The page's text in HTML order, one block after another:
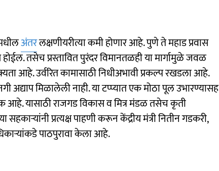
अंतरलक्षणीयरीत्या कमी होणार आहे. पुणे ते महाड प्रवास
तसेच प्रस्तावित पुरंदर विमानतळही या मार्गामुळे जवळ
आहे. उर्वरित कामासाठी निधीअभावी प्रकल्प रखडला आहे.
अद्याप मिळालेली नाही. या टप्प्यात एक मोठा पूल उभारण्यासह
आहे. यासाठी राजगड विकास व मित्र मंडळ तसेच कृती
प्रत्यक्ष पाहणी करून केंद्रीय मंत्री नितीन गडकरी,
पाठपुरावा केला आहे.